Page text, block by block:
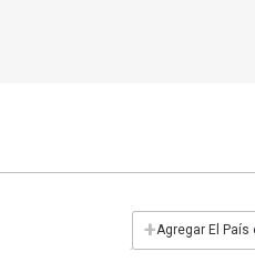
+Agregar El País